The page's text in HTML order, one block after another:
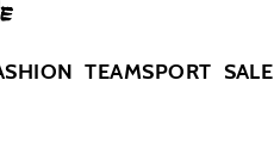
TEAMSPORT SALE